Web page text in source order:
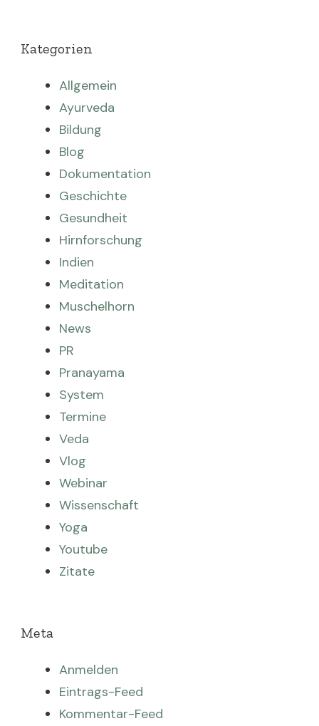
Kategorien
Allgemein
Ayurveda
Bildung
Blog
Dokumentation
Geschichte
Gesundheit
Hirnforschung
Indien
Meditation
Muschelhorn
News
PR
Pranayama
System
Termine
Veda
Vlog
Webinar
Wissenschaft
Yoga
Youtube
Zitate
Meta
Anmelden
Eintrags-Feed
Kommentar-Feed